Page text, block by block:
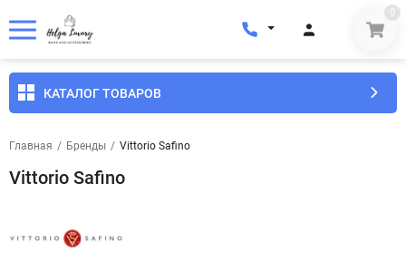
0
КАТАЛОГ ТОВАРОВ
Главная / Бренды / Vittorio Safino
Vittorio Safino